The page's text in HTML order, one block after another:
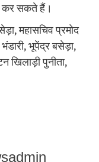
कर सकते हैं।
महासचिव प्रमोद
भूपेंद्र बसेड़ा,
खिलाड़ी पुनीता,